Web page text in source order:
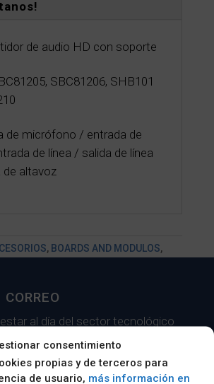
consentimiento
propias y de terceros para
de usuario, más información en
de audio HD con soporte
SBC81206, SHB101
de micrófono / entrada de
de línea / salida de línea
de altavoz
, BOARDS AND MODULOS,
al día del sector tecnológico
primera mano nuestras ofertas y